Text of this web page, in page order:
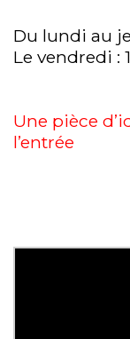
Du lundi au
Le vendredi :
Une pièce
l’entrée